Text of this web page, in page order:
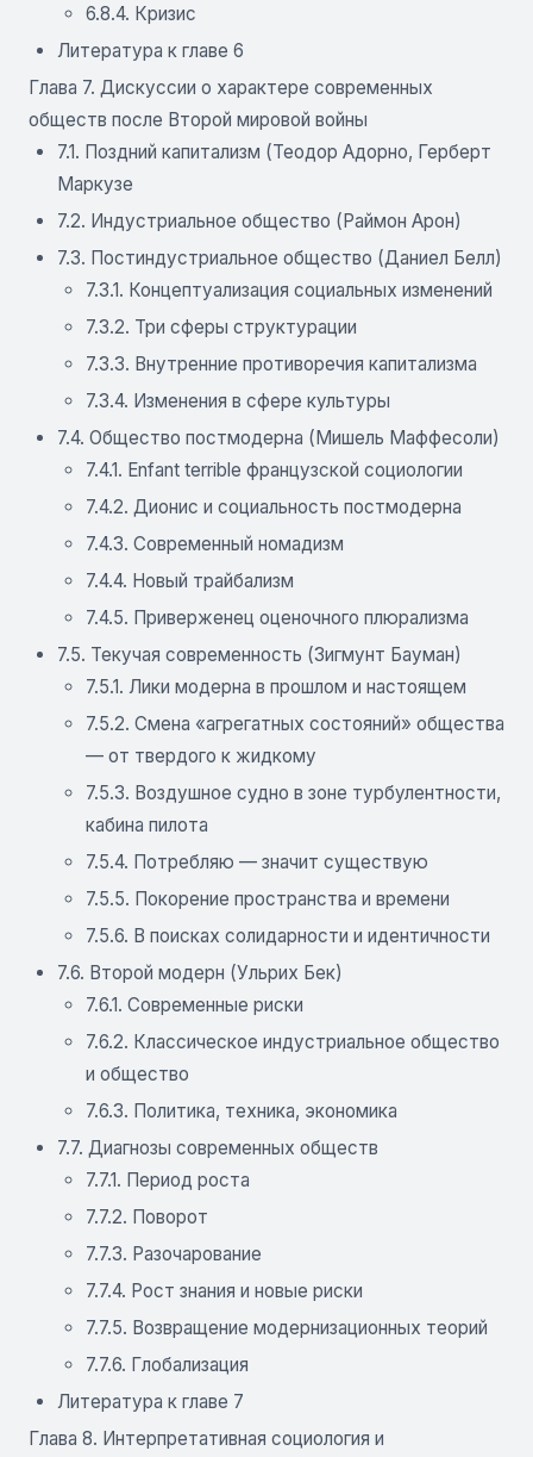
6.8.4. Кризис
Литература к главе 6
Глава 7. Дискуссии о характере современных
обществ после Второй мировой войны
7.1. Поздний капитализм (Теодор Адорно, Герберт
Маркузе
7.2. Индустриальное общество (Раймон Арон)
7.3. Постиндустриальное общество (Даниел Белл)
7.3.1. Концептуализация социальных изменений
7.3.2. Три сферы структурации
7.3.3. Внутренние противоречия капитализма
7.3.4. Изменения в сфере культуры
7.4. Общество постмодерна (Мишель Маффесоли)
7.4.1. Enfant terrible французской социологии
7.4.2. Дионис и социальность постмодерна
7.4.3. Современный номадизм
7.4.4. Новый трайбализм
7.4.5. Приверженец оценочного плюрализма
7.5. Текучая современность (Зигмунт Бауман)
7.5.1. Лики модерна в прошлом и настоящем
7.5.2. Смена «агрегатных состояний» общества
— от твердого к жидкому
7.5.3. Воздушное судно в зоне турбулентности,
кабина пилота
7.5.4. Потребляю — значит существую
7.5.5. Покорение пространства и времени
7.5.6. В поисках солидарности и идентичности
7.6. Второй модерн (Ульрих Бек)
7.6.1. Современные риски
7.6.2. Классическое индустриальное общество
и общество
7.6.3. Политика, техника, экономика
7.7. Диагнозы современных обществ
7.7.1. Период роста
7.7.2. Поворот
7.7.3. Разочарование
7.7.4. Рост знания и новые риски
7.7.5. Возвращение модернизационных теорий
7.7.6. Глобализация
Литература к главе 7
Глава 8. Интерпретативная социология и